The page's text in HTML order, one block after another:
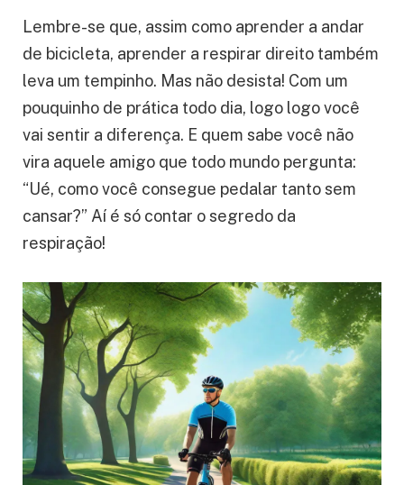
passeios de bicicleta vão ser mais divertidos e
menos cansativos.
Lembre-se que, assim como aprender a andar
de bicicleta, aprender a respirar direito também
leva um tempinho. Mas não desista! Com um
pouquinho de prática todo dia, logo logo você
vai sentir a diferença. E quem sabe você não
vira aquele amigo que todo mundo pergunta:
cansar?” Aí é só contar o segredo da
respiração!